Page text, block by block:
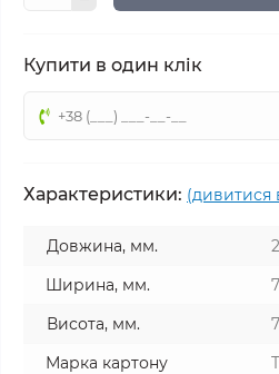
Купити в один клік
Характеристики: (дивитися
Довжина, мм.
Ширина, мм.
Висота, мм.
Марка картону